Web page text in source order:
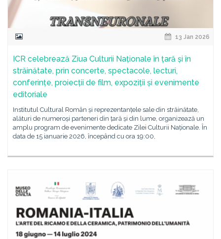
13 Jan 2026
ICR celebrează Ziua Culturii Naționale în țară și în
străinătate, prin concerte, spectacole, lecturi,
conferințe, proiecții de film, expoziții și evenimente
editoriale
Institutul Cultural Român și reprezentanțele sale din străinătate,
alături de numeroși parteneri din țară și din lume, organizează un
amplu program de evenimente dedicate Zilei Culturii Naționale. În
data de 15 ianuarie 2026, începând cu ora 19:00,